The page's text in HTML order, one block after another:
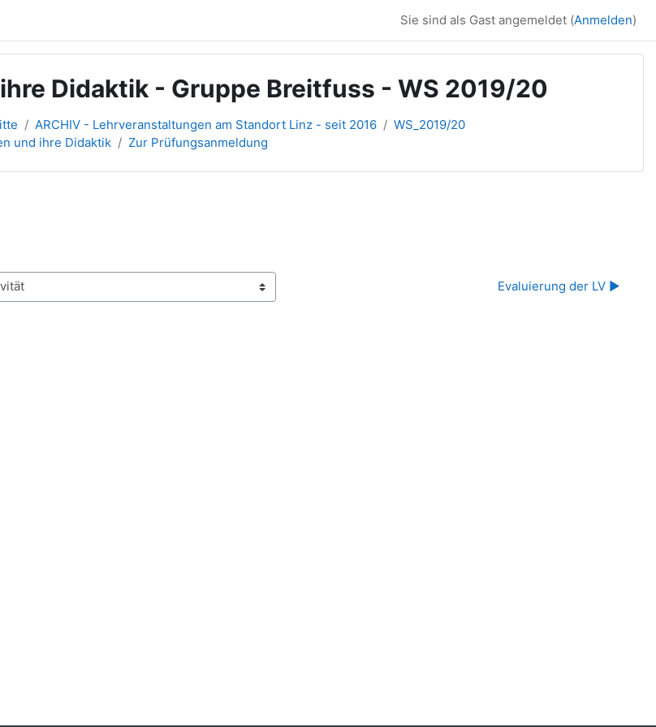
Sie sind als Gast angemeldet (Anmelden)
Didaktik - Gruppe Breitfuss - WS 2019/20
ARCHIV - Lehrveranstaltungen am Standort Linz - seit 2016
WS_2019/20
und ihre Didaktik Zur Prüfungsanmeldung
Evaluierung der LV ▶︎